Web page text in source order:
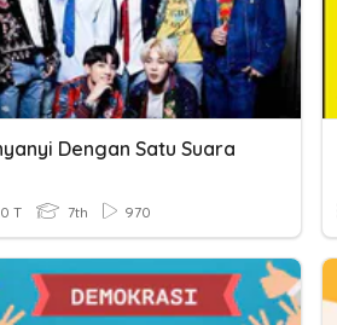
Dengan Satu Suara
T 7th 970